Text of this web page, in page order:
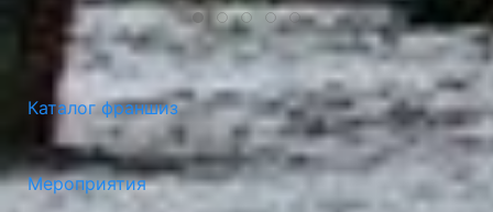
Каталог франшиз
Мероприятия